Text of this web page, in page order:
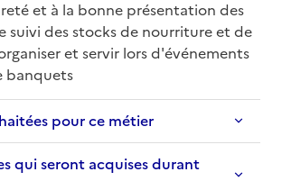
et à la bonne présentation des
suivi des stocks de nourriture et de
et servir lors d'événements
banquets
pour ce métier
qui seront acquises durant